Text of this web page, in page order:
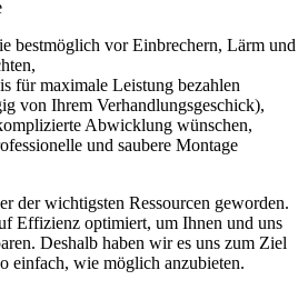
bestmöglich vor Einbrechern, Lärm und
für maximale Leistung bezahlen
von Ihrem Verhandlungsgeschick),
Abwicklung wünschen,
und saubere Montage
der wichtigsten Ressourcen geworden.
Effizienz optimiert, um Ihnen und uns
Deshalb haben wir es uns zum Ziel
einfach, wie möglich anzubieten.